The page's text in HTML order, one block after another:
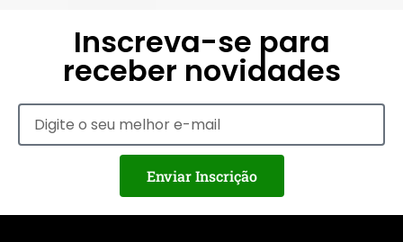
Inscreva-se para
receber novidades
Enviar Inscrição